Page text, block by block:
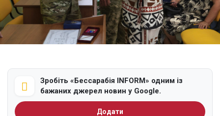
Зробіть «Бессарабія INFORM» одним із
бажаних джерел новин у Google.
Додати